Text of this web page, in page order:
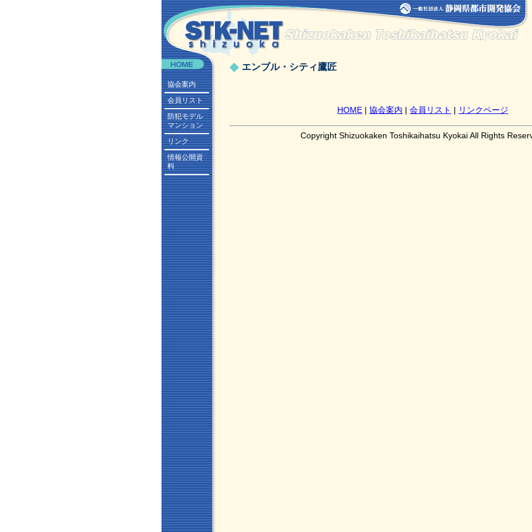
協会案内
会員リスト
防犯モデル
マンション
リンク
情報公開資
料
エンブル・シティ鷹匠
HOME | 協会案内 | 会員リスト | リンクページ
Copyright Shizuokaken Toshikaihatsu Kyokai All Rights